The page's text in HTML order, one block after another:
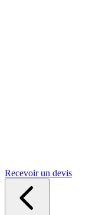
Recevoir un devis